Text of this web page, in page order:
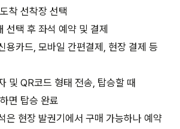
착 선착장 선택
선택 후 좌석 예약 및 결제
용카드, 모바일 간편결제, 현장 결제 등
및 QR코드 형태 전송, 탑승할 때
면 탑승 완료
은 현장 발권기에서 구매 가능하나 예약